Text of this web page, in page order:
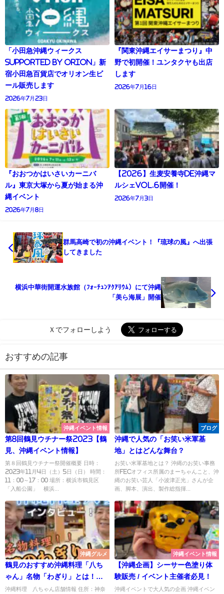
「小田急沖縄ウィークス
supported by Orion」新
宿小田急百貨店でオリオン生ビ
ール販売します
2026年7月23日
『関東沖縄エイサーまつり』中
野で初開催！ユンタクヤも出店
します
2026年7月16日
『おおつかはいさいカーニバ
ル』東京大塚から夏が始まる沖
縄イベント
2026年7月8日
【2026】生麦安養寺de沖縄マ
ルシェVol.6開催！
2026年7月3日
群馬高崎で初の沖縄イベント！『琉球の風』へ出張
してきました
横浜中華街開運水族館（ﾌｫｰﾁｭﾝｱｸｱﾘｳﾑ）にて沖縄
「美ら海展」開催
Ｘでフォローしよう
おすすめの記事
沖縄イベント情報
第8回鶴見ウチナー祭2023【鶴
見、沖縄イベント情報】
第８回鶴見ウチナー祭開催概要 日時：
2023年11月4日（土）5日（日） 時間：
11：00～17：00 場所：横浜市鶴見区
「入船公園」 横浜...
ブログ
沖縄で人気の「お笑い米軍基
地」とはどんな舞台？
お笑い米軍基地とは？ 沖縄のお笑い事務
所FECオフィス所属のまーちゃんこと、沖
縄のお笑い芸人「小波津正光」さんが企
画、脚本、演出、製作総指揮...
沖縄グルメ
鶴見のおすすめ沖縄料理「八ち
ゃん」名物「わぎり」とは！？
ガレッジセール川田さんも絶賛
沖縄料理 八ちゃん店舗情報 住所：神奈
沖縄イベント情報
【沖縄企画】シーサー色塗り体
験販売 / イベント主催者必見！
沖縄イベントで大人気の企画 沖縄イベン